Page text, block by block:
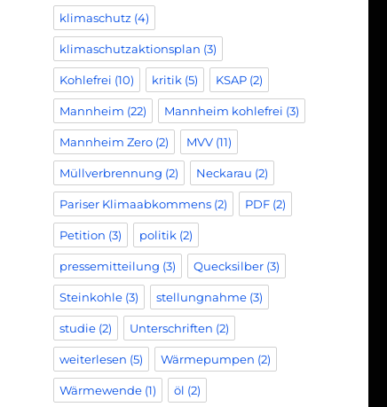
klimaschutz (4)
klimaschutzaktionsplan (3)
Kohlefrei (10) kritik (5) KSAP(2)
Mannheim (22) Mannheim kohlefrei (3)
Mannheim Zero(2) MVV(11)
Müllverbrennung (2) Neckarau (2)
Pariser Klimaabkommens(2) PDF(2)
Petition (3) politik (2)
pressemitteilung (3) Quecksilber(3)
Steinkohle(3) stellungnahme(3)
studie(2) Unterschriften (2)
weiterlesen (5) Wärmepumpen (2)
Wärmewende(1) öl (2)